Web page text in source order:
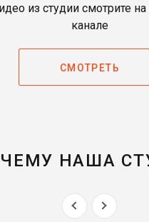
из студии смотрите
канале
СМОТРЕТЬ
НАША